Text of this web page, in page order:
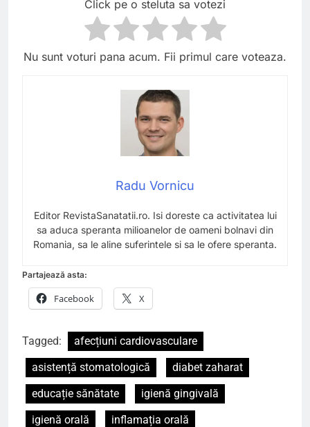
Click pe o steluta sa votezi
Nu sunt voturi pana acum. Fii primul care voteaza.
Radu Vornicu
Editor RevistaSanatatii.ro. Isi doreste ca activitatea lui
sa aduca speranta milioanelor de oameni bolnavi din
Romania, sa le aline suferintele si sa le ofere speranta.
Partajează asta:
Facebook X
Tagged:
afecțiuni cardiovasculare
asistență stomatologică
diabet zaharat
educație sănătate
igienă gingivală
igienă orală
inflamația orală